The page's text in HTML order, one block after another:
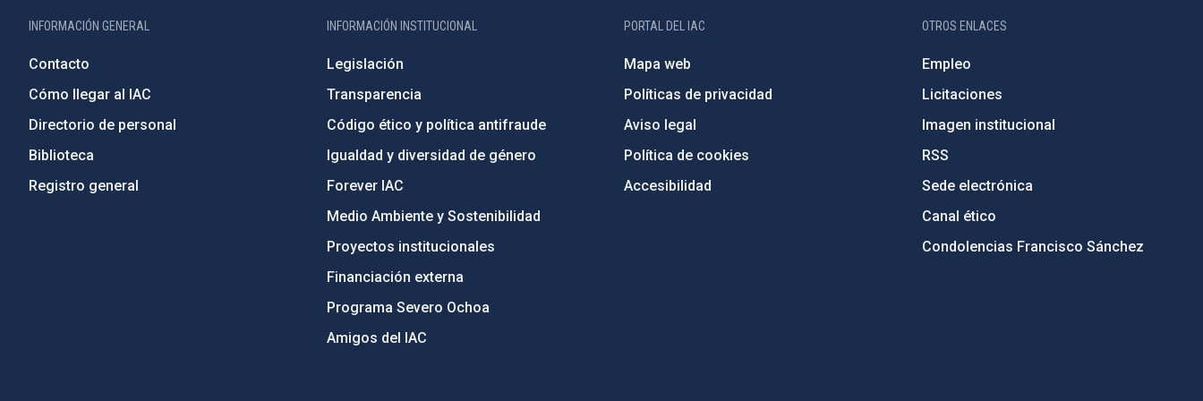
INFORMACIÓN GENERAL
Contacto
Cómo llegar al IAC
Directorio de personal
Biblioteca
Registro general
INFORMACIÓN INSTITUCIONAL
Legislación
Transparencia
Código ético y política antifraude
Igualdad y diversidad de género
Forever IAC
Medio Ambiente y Sostenibilidad
Proyectos institucionales
Financiación externa
Programa Severo Ochoa
Amigos del IAC
PORTAL DEL IAC
Mapa web
Políticas de privacidad
Aviso legal
Política de cookies
Accesibilidad
OTROS ENLACES
Empleo
Licitaciones
Imagen institucional
RSS
Sede electrónica
Canal ético
Condolencias Francisco Sánchez